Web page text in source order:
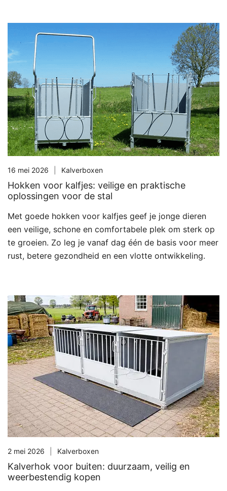
16 mei 2026 Kalverboxen
Hokken voor kalfjes: veilige en praktische
oplossingen voor de stal
Met goede hokken voor kalfjes geef je jonge dieren
een veilige, schone en comfortabele plek om sterk op
te groeien. Zo leg je vanaf dag één de basis voor meer
rust, betere gezondheid en een vlotte ontwikkeling.
2 mei 2026 Kalverboxen
Kalverhok voor buiten: duurzaam, veilig en
weerbestendig kopen